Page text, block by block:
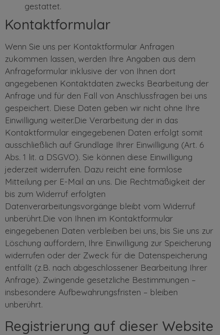
gestattet.
Kontaktformular
Wenn Sie uns per Kontaktformular Anfragen
zukommen lassen, werden Ihre Angaben aus dem
Anfrageformular inklusive der von Ihnen dort
angegebenen Kontaktdaten zwecks Bearbeitung der
Anfrage und für den Fall von Anschlussfragen bei uns
gespeichert. Diese Daten geben wir nicht ohne Ihre
Einwilligung weiter.Die Verarbeitung der in das
Kontaktformular eingegebenen Daten erfolgt somit
ausschließlich auf Grundlage Ihrer Einwilligung (Art. 6
Abs. 1 lit. a DSGVO). Sie können diese Einwilligung
jederzeit widerrufen. Dazu reicht eine formlose
Mitteilung per E-Mail an uns. Die Rechtmäßigkeit der
bis zum Widerruf erfolgten
Datenverarbeitungsvorgänge bleibt vom Widerruf
unberührt.Die von Ihnen im Kontaktformular
eingegebenen Daten verbleiben bei uns, bis Sie uns zur
Löschung auffordern, Ihre Einwilligung zur Speicherung
widerrufen oder der Zweck für die Datenspeicherung
entfällt (z.B. nach abgeschlossener Bearbeitung Ihrer
Anfrage). Zwingende gesetzliche Bestimmungen –
insbesondere Aufbewahrungsfristen – bleiben
unberührt.
Registrierung auf dieser Website